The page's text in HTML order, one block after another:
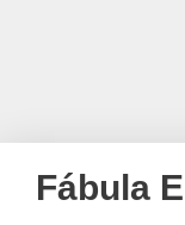
Fábula